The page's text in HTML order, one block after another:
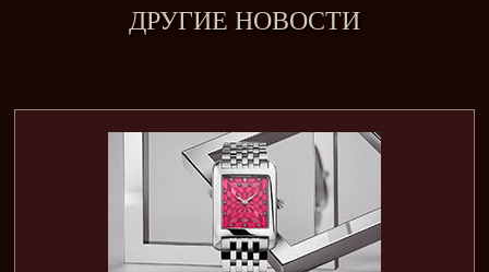
ДРУГИЕ НОВОСТИ